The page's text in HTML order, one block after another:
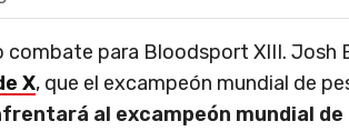
combate para Bloodsport XIII. Josh
X, que el excampeón mundial de
al excampeón mundial de